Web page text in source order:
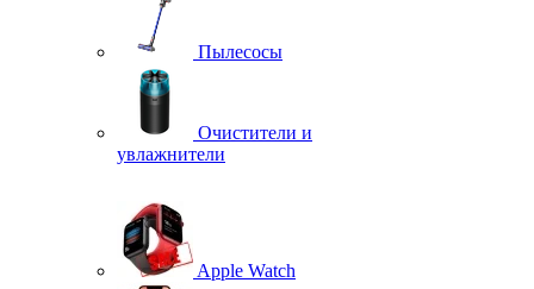
Пылесосы
Очистители и
увлажнители
Apple Watch